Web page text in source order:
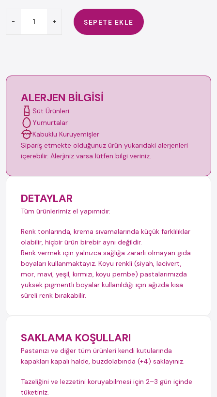
- + SEPETE EKLE
ALERJEN BILGISI
Süt Ürünleri
Yumurtalar
Kabuklu Kuruyemişler
Sipariş etmekte olduğunuz ürün yukarıdaki alerjenleri
içerebilir. Alerjiniz varsa lütfen bilgi veriniz.
DETAYLAR
Tüm ürünlerimiz el yapımıdır.
Renk tonlarında, krema sıvamalarında küçük farklılıklar
olabilir, hiçbir ürün birebir aynı değildir.
Renk vermek için yalnızca sağlığa zararlı olmayan gıda
boyaları kullanmaktayız. Koyu renkli (siyah, lacivert,
mor, mavi, yeşil, kırmızı, koyu pembe) pastalarımızda
yüksek pigmentli boyalar kullanıldığı için ağızda kısa
süreli renk bırakabilir.
SAKLAMA KOŞULLARI
Pastanızı ve diğer tüm ürünleri kendi kutularında
kapakları kapalı halde, buzdolabında (+4) saklayınız.
Tazeliğini ve lezzetini koruyabilmesi için 2–3 gün içinde
tüketiniz.